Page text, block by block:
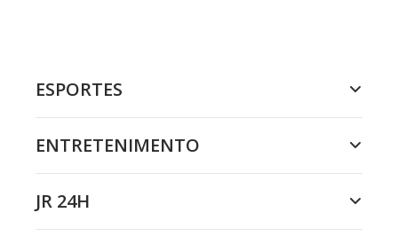
ESPORTES
ENTRETENIMENTO
JR 24H